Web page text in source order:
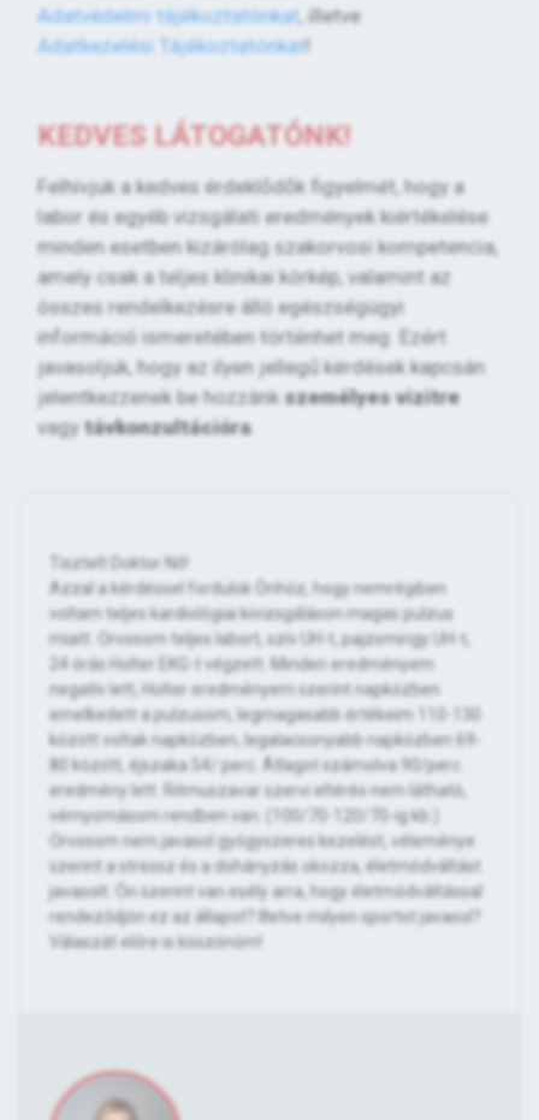
Adatvédelmi tájékoztatónkat, illetve
Adatkezelési Tájékoztatónkat!
KEDVES LÁTOGATÓNK!
Felhívjuk a kedves érdeklődők figyelmét, hogy a
labor és egyéb vizsgálati eredmények kiértékelése
minden esetben kizárólag szakorvosi kompetencia,
amely csak a teljes klinikai kórkép, valamint az
összes rendelkezésre álló egészségügyi
információ ismeretében történhet meg. Ezért
javasoljuk, hogy az ilyen jellegű kérdések kapcsán
jelentkezzenek be hozzánk személyes vizitre
vagy távkonzultációra.
Tisztelt Doktor Nő!
Azzal a kérdéssel fordulok Önhöz, hogy nemrégiben
voltam teljes kardiológiai kivizsgáláson magas pulzus
miatt. Orvosom teljes labort, szív UH-t, pajzsmirigy UH-t,
24 órás Holter EKG-t végzett. Minden eredményem
negatív lett, Holter eredményem szerint napközben
emelkedett a pulzusom, legmagasabb értékeim 110-130
között voltak napközben, legalacsonyabb napközben 69-
80 között, éjszaka 54/ perc. Átlagot számolva 90/perc
eredmény lett. Ritmuszavar szervi eltérés nem látható,
vérnyomásom rendben van. (100/70-120/70-ig kb.)
Orvosom nem javasol gyógyszeres kezelést, véleménye
szerint a stressz és a dohányzás okozza, életmódváltást
javasolt. Ön szerint van esély arra, hogy életmódváltással
rendeződjön ez az állapot? Illetve milyen sportot javasol?
Válaszát előre is köszönöm!